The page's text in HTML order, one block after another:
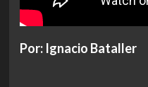
Por: Ignacio Bataller